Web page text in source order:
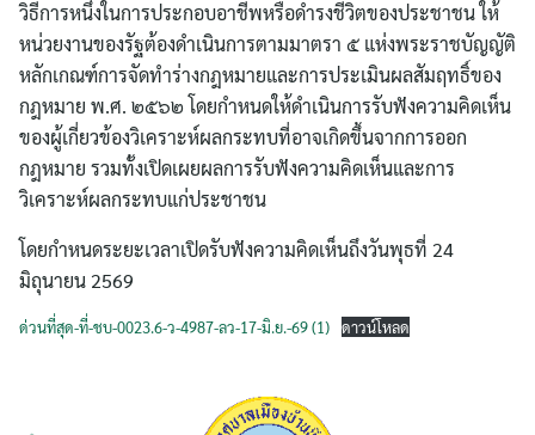
ค้นหา
สำหรับ:
วิธีการหนึ่งในการประกอบอาชีพหรือดำรงชีวิตของประชาชน ให้
หน่วยงานของรัฐต้องดำเนินการตามมาตรา ๕ แห่งพระราชบัญญัติ
หลักเกณฑ์การจัดทำร่างกฎหมายและการประเมินผลสัมฤทธิ์ของ
กฎหมาย พ.ศ. ๒๕๖๒ โดยกำหนดให้ดำเนินการรับฟังความคิดเห็น
ของผู้เกี่ยวข้องวิเคราะห์ผลกระทบที่อาจเกิดขึ้นจากการออก
กฎหมาย รวมทั้งเปิดเผยผลการรับฟังความคิดเห็นและการ
วิเคราะห์ผลกระทบแก่ประชาชน
โดยกำหนดระยะเวลาเปิดรับฟังความคิดเห็นถึงวันพุธที่ 24
มิถุนายน 2569
ด่วนที่สุด-ที่-ชบ-0023.6-ว-4987-ลว-17-มิ.ย.-69 (1) ดาวน์โหลด